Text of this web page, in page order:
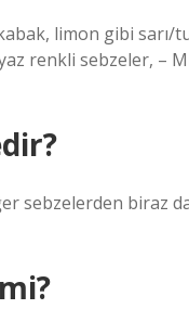
limon gibi
renkli sebzeler, –
sebzelerden biraz